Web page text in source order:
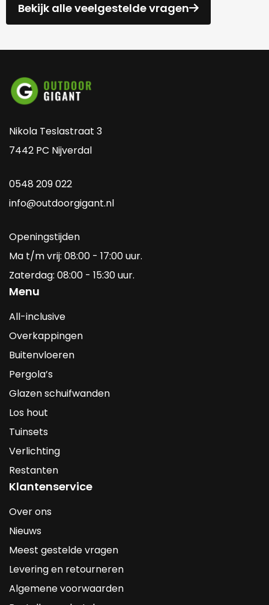
Bekijk alle veelgestelde vragen
Nikola Teslastraat 3
7442 PC Nijverdal
0548 209 022
info@outdoorgigant.nl
Openingstijden
Ma t/m vrij: 08:00 - 17:00 uur.
Zaterdag: 08:00 - 15:30 uur.
Menu
All-inclusive
Overkappingen
Buitenvloeren
Pergola’s
Glazen schuifwanden
Los hout
Tuinsets
Verlichting
Restanten
Klantenservice
Over ons
Nieuws
Meest gestelde vragen
Levering en retourneren
Algemene voorwaarden